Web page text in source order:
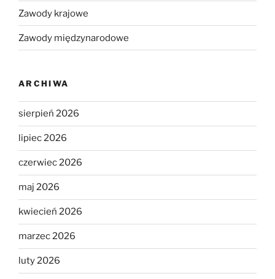
Zawody krajowe
Zawody międzynarodowe
ARCHIWA
sierpień 2026
lipiec 2026
czerwiec 2026
maj 2026
kwiecień 2026
marzec 2026
luty 2026